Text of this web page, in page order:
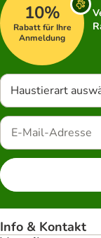
10%
Rabatt für Ihre
Anmeldung
Haustierart
Info & Kontakt